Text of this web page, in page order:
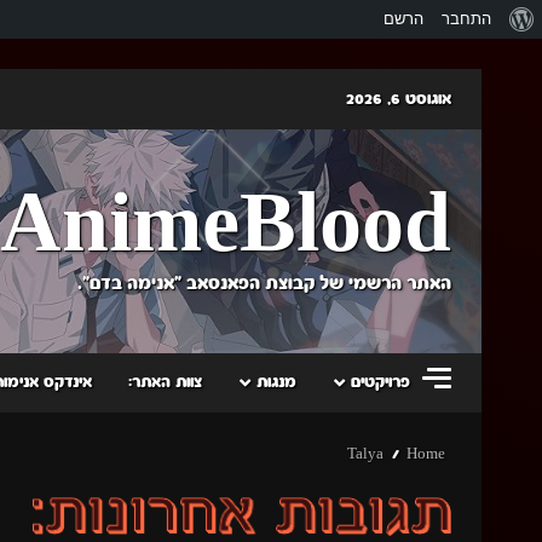
אודות
התחבר הרשם
content
אוגוסט 6, 2026
AnimeBlood
האתר הרשמי של קבוצת הפאנסאב "אנימה בדם".
פרויקטים מנגות צוות האתר: אינדקס
Home
Talya